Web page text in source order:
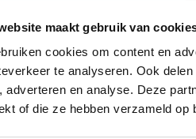
maakt gebruik van
cookies om content en
te analyseren. Ook
adverteren en analyse. Deze
of die ze hebben verzameld
Sustainable Food
een hot topic te noemen.